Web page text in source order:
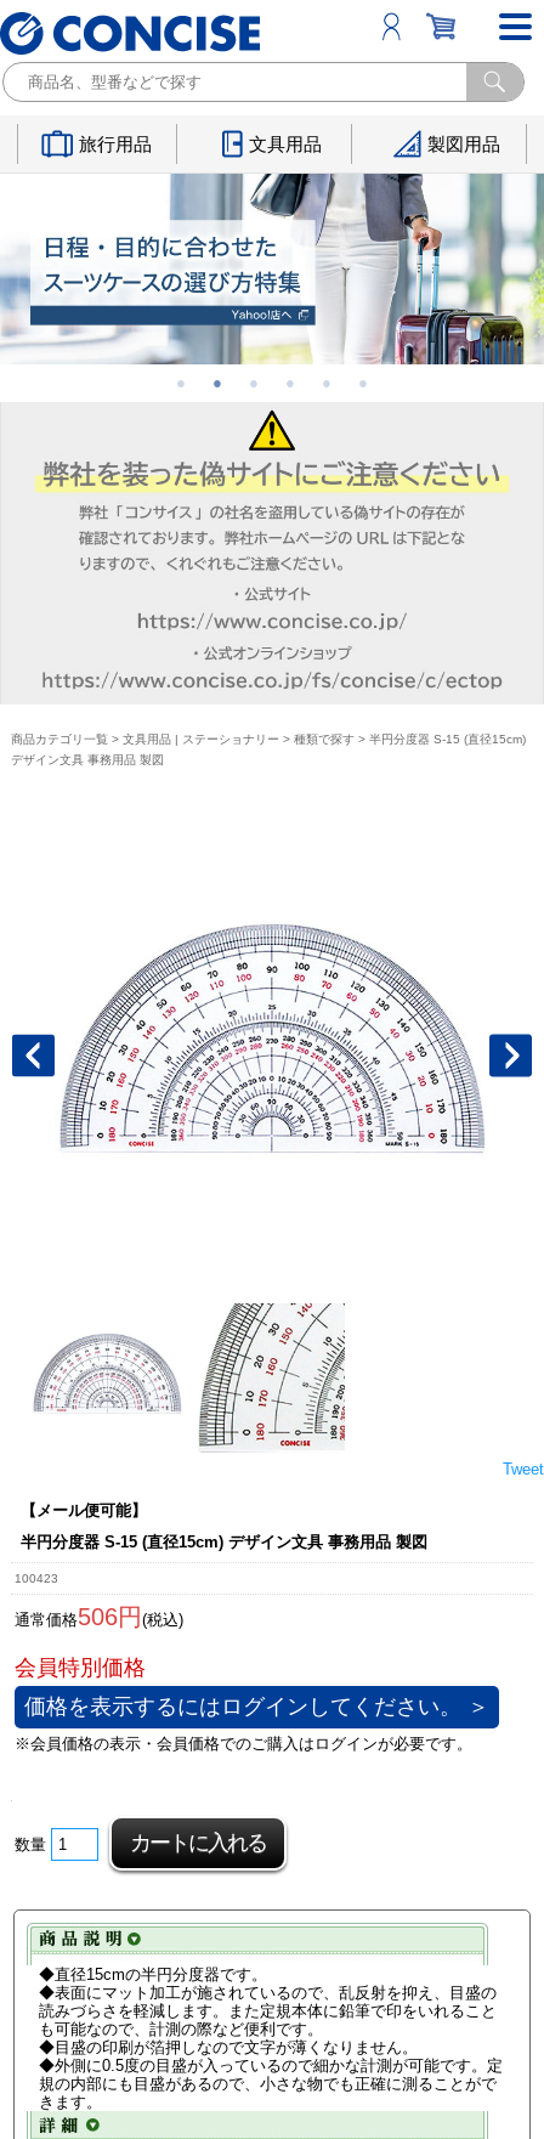
旅行用品 文具用品 製図用品
商品カテゴリ一覧 > 文具用品 | ステーショナリー > 種類で探す> 半円分度器 S-15 (直径15cm)
デザイン文具 事務用品 製図
Tweet
【メール便可能】
半円分度器 S-15 (直径15cm) デザイン文具 事務用品 製図
100423
通常価格506円 (税込)
価格を表示するにはログインしてください。 ＞
数量
◆直径15cmの半円分度器です。
◆表面にマット加工が施されているので、乱反射を抑え、目盛の
読みづらさを軽減します。また定規本体に鉛筆で印をいれること
も可能なので、計測の際など便利です。
◆目盛の印刷が箔押しなので文字が薄くなりません。
◆外側に0.5度の目盛が入っているので細かな計測が可能です。定
規の内部にも目盛があるので、小さな物でも正確に測ることがで
きます。